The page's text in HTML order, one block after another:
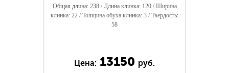
Общая длина: 238 / Длина клинка: 120 / Ширина
клинка: 22 / Толщина обуха клинка: 3 / Твердость:
58
Цена: 13150 руб.